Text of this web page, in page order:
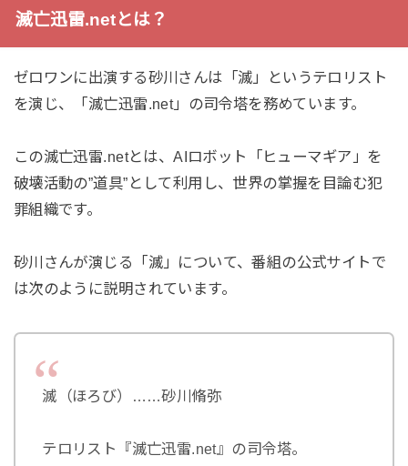
滅亡迅雷.netとは？
ゼロワンに出演する砂川さんは「滅」というテロリスト
を演じ、「滅亡迅雷.net」の司令塔を務めています。
この滅亡迅雷.netとは、AIロボット「ヒューマギア」を
破壊活動の”道具”として利用し、世界の掌握を目論む犯
罪組織です。
砂川さんが演じる「滅」について、番組の公式サイトで
は次のように説明されています。
滅（ほろび）……砂川脩弥
テロリスト『滅亡迅雷.net』の司令塔。